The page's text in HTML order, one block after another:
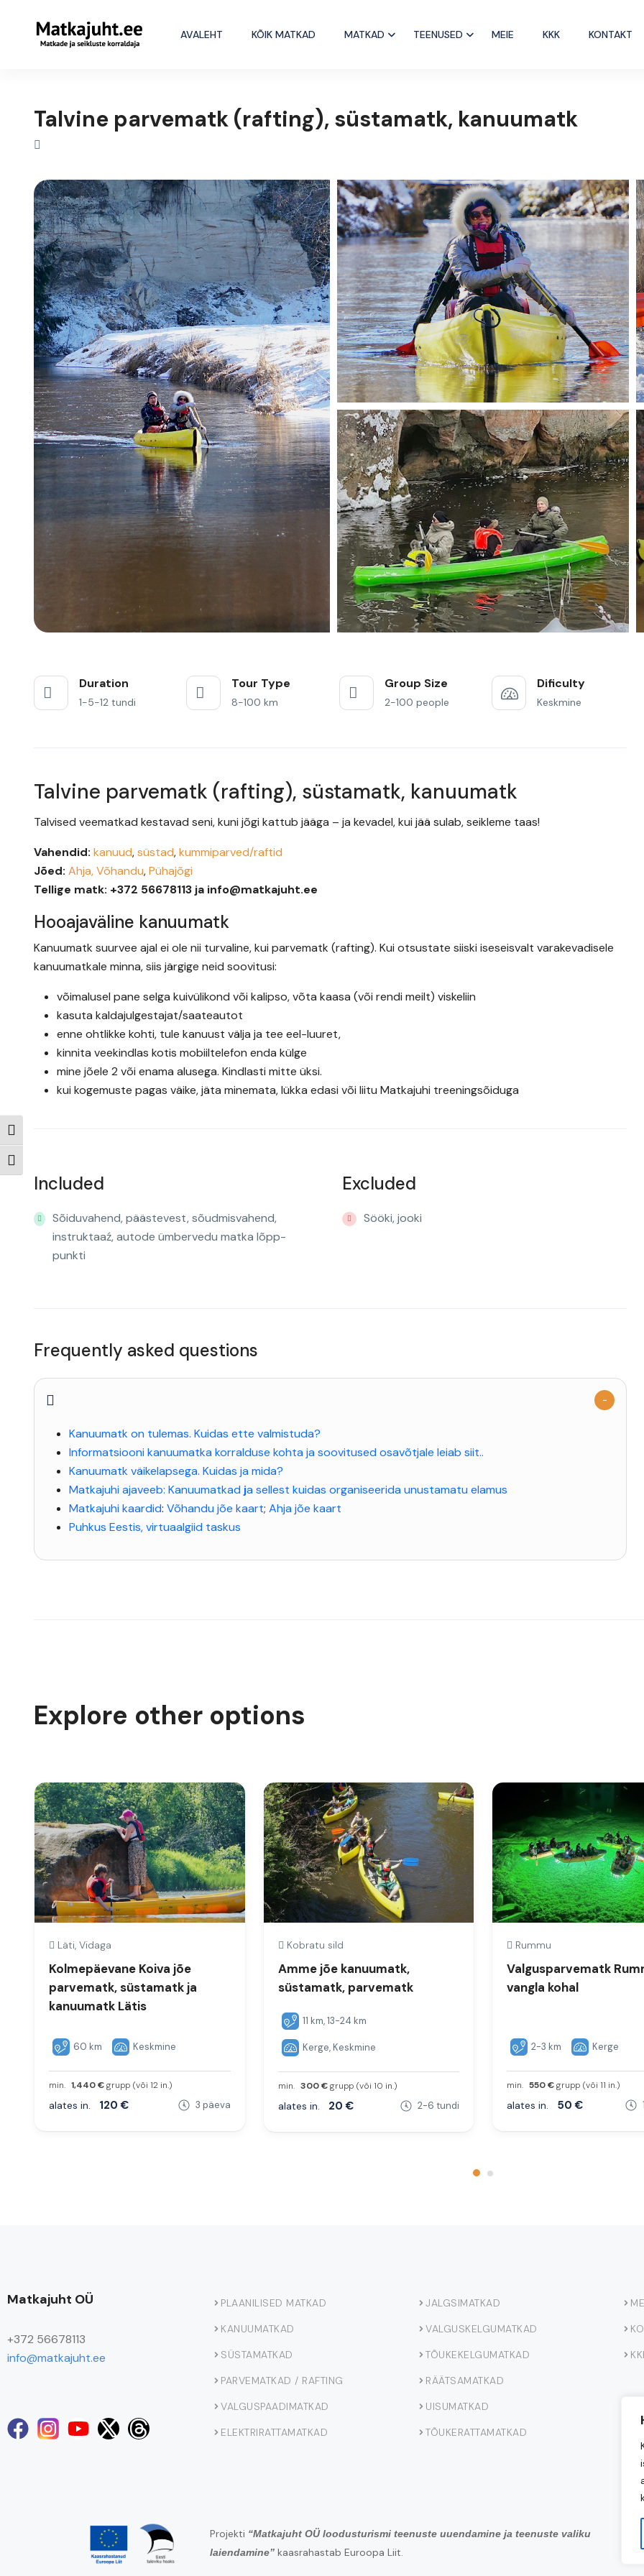
Toggle High Contrast
Toggle Font size
AVALEHT KÕIK MATKAD MATKAD TEENUSED MEIE KKK KONTAKT
Talvine parvematk (rafting), süstamatk, kanuumatk
Duration
1-5-12 tundi
Tour Type
8-100 km
Group Size
2-100 people
Dificulty
Keskmine
Talvine parvematk (rafting), süstamatk, kanuumatk
Talvised veematkad kestavad seni, kuni jõgi kattub jääga – ja kevadel, kui jää sulab, seikleme taas!
Vahendid: kanuud,süstad,kummiparved/raftid
Jõed: Ahja,Võhandu,Pühajõgi
Tellige matk: +372 56678113 ja info@matkajuht.ee
Hooajaväline kanuumatk
Kanuumatk suurvee ajal ei ole nii turvaline, kui parvematk (rafting). Kui otsustate siiski iseseisvalt varakevadisele
kanuumatkale minna, siis järgige neid soovitusi:
võimalusel pane selga kuivülikond või kalipso, võta kaasa (või rendi meilt) viskeliin
kasuta kaldajulgestajat/saateautot
enne ohtlikke kohti, tule kanuust välja ja tee eel-luuret,
kinnita veekindlas kotis mobiiltelefon enda külge
mine jõele 2 või enama alusega. Kindlasti mitte üksi.
kui kogemuste pagas väike, jäta minemata, lükka edasi või liitu Matkajuhi treeningsõiduga
Included
Sõiduvahend, päästevest, sõudmisvahend,
instruktaaź, autode ümbervedu matka lõpp-
punkti
Excluded
Sööki, jooki
Frequently asked questions
Kanuumatk on tulemas. Kuidas ette valmistuda?
Informatsiooni kanuumatka korralduse kohta ja soovitused osavõtjale leiab siit..
Kanuumatk väikelapsega. Kuidas ja mida?
Matkajuhi ajaveeb: Kanuumatkad ja sellest kuidas organiseerida unustamatu elamus
Matkajuhi kaardid: Võhandu jõe kaart; Ahja jõe kaart
Puhkus Eestis, virtuaalgiid taskus
Explore other options
Läti, Vidaga
Kolmepäevane Koiva jõe
parvematk, süstamatk ja
kanuumatk Lätis
60 km Keskmine
min. 1,440 €grupp (või 12 in.)
alates in. 120 € 3 päeva
Kobratu sild
Amme jõe kanuumatk,
süstamatk, parvematk
11 km, 13-24 km
Kerge, Keskmine
min. 300 €grupp (või 10 in.)
alates in. 20 € 2-6 tundi
Rummu
Valgusparvematk
vangla kohal
2-3 km Kerge
min. 550 €grupp (või 11 in.)
alates in. 50 €
Matkajuht OÜ
+372 56678113
info@matkajuht.ee
PLAANILISED MATKAD
KANUUMATKAD
SÜSTAMATKAD
PARVEMATKAD / RAFTING
VALGUSPAADIMATKAD
ELEKTRIRATTAMATKAD
JALGSIMATKAD
VALGUSKELGUMATKAD
TÕUKEKELGUMATKAD
RÄÄTSAMATKAD
UISUMATKAD
TÕUKERATTAMATKAD
Projekti “Matkajuht OÜ loodusturismi teenuste uuendamine ja teenuste valiku
laiendamine” kaasrahastab Euroopa Liit.